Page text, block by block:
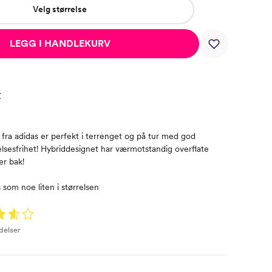
Velg størrelse
LEGG I HANDLEKURV
adidas er perfekt i terrenget og på tur med god
Hybriddesignet har værmotstandig overflate
bak!
som noe liten i størrelsen